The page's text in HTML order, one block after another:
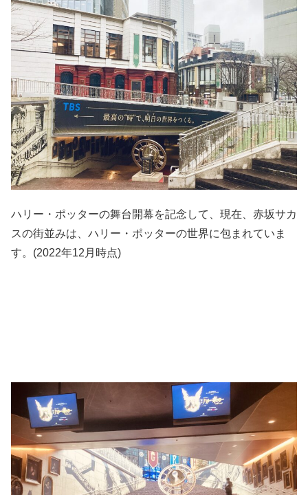
ハリー・ポッターの舞台開幕を記念して、現在、赤坂サカ
スの街並みは、ハリー・ポッターの世界に包まれていま
す。 (2022年12 月時点)